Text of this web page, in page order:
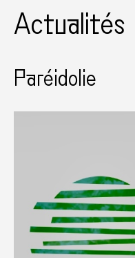
Actualités
Paréidolie